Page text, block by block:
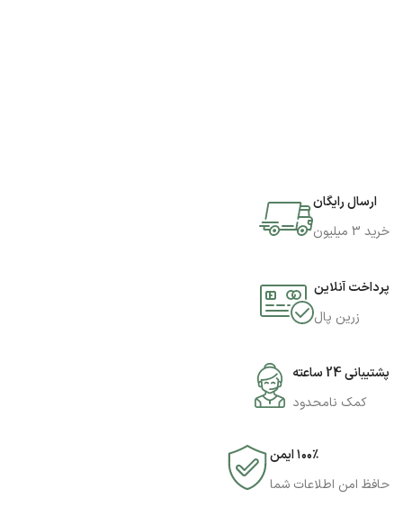
ارسال رایگان
خرید 3 میلیون
پرداخت آنلاین
زرین پال
پشتیبانی 24 ساعته
کمک نامحدود
۱۰۰٪ ایمن
حافظ امن اطلاعات شما